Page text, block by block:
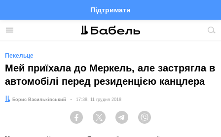
Меню
Підтримати
FacebookTelegramTwitter
Пекельце
Мей приїхала до Меркель, але застрягла в
автомобілі перед резиденцією канцлера
Автор:Борис Васильківський Дата:
17:38, 11 грудня 2018
Facebook Twitter Telegram